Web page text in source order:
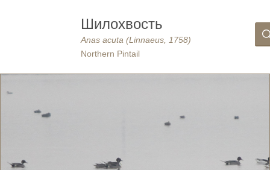
Шилохвость
Anas acuta (Linnaeus, 1758)
Northern Pintail